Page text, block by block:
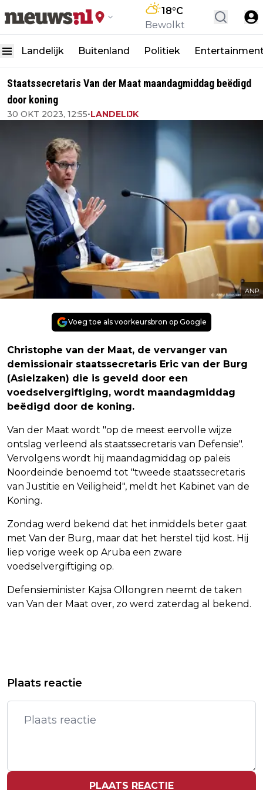
18°C
Bewolkt
Landelijk Buitenland Politiek
Staatssecretaris Van der Maat maandagmiddag beëdigd
door koning
30 OKT 2023, 12:55•LANDELIJK
ANP
Voeg toe als voorkeursbron op Google
Christophe van der Maat, de vervanger van
demissionair staatssecretaris Eric van der Burg
(Asielzaken) die is geveld door een
voedselvergiftiging, wordt maandagmiddag
beëdigd door de koning.
Van der Maat wordt "op de meest eervolle wijze
ontslag verleend als staatssecretaris van Defensie".
Vervolgens wordt hij maandagmiddag op paleis
Noordeinde benoemd tot "tweede staatssecretaris
van Justitie en Veiligheid", meldt het Kabinet van de
Koning.
Zondag werd bekend dat het inmiddels beter gaat
met Van der Burg, maar dat het herstel tijd kost. Hij
liep vorige week op Aruba een zware
voedselvergiftiging op.
Defensieminister Kajsa Ollongren neemt de taken
van Van der Maat over, zo werd zaterdag al bekend.
KRIJGT BOETE VAN BIJNA 1 MILJOEN
HUISARTSENCLUB: TETANUSVACCINS
WEER NORMAAL BESCHIKBAAR
Plaats reactie
PLAATS REACTIE